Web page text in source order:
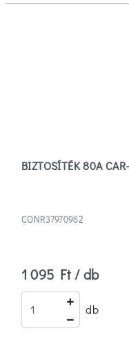
BIZTOSÍTÉK 80A
CONR37970962
1 095 Ft / db
db